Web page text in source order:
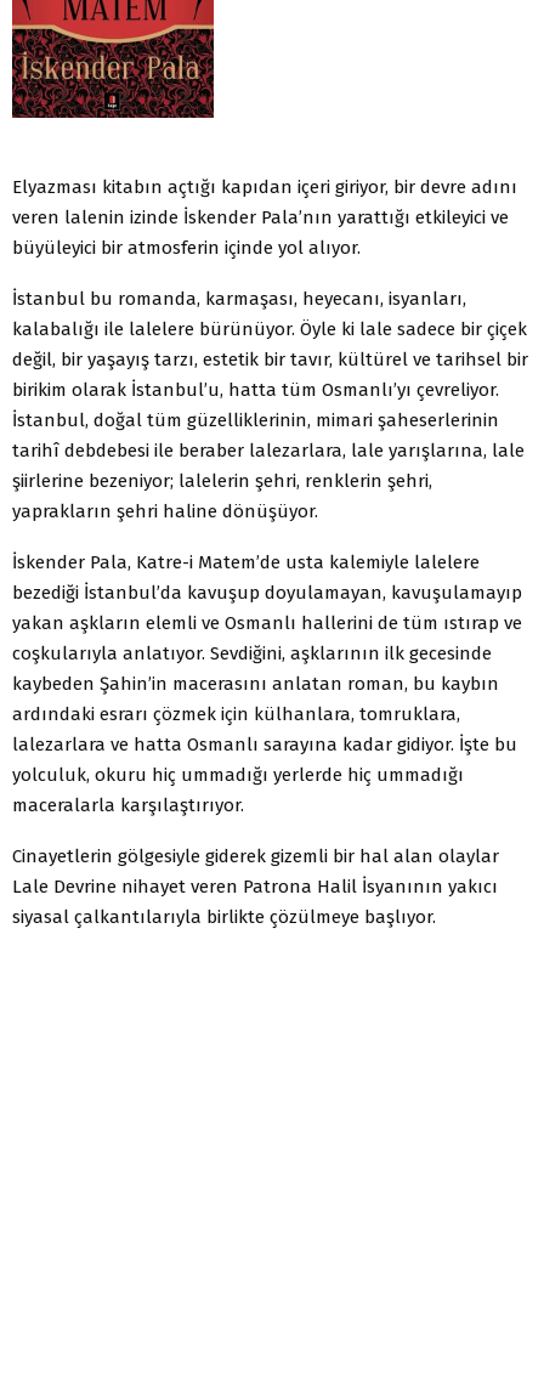
Elyazması kitabın açtığı kapıdan içeri giriyor, bir devre adını
veren lalenin izinde İskender Pala’nın yarattığı etkileyici ve
büyüleyici bir atmosferin içinde yol alıyor.
İstanbul bu romanda, karmaşası, heyecanı, isyanları,
kalabalığı ile lalelere bürünüyor. Öyle ki lale sadece bir çiçek
değil, bir yaşayış tarzı, estetik bir tavır, kültürel ve tarihsel bir
birikim olarak İstanbul’u, hatta tüm Osmanlı’yı çevreliyor.
İstanbul, doğal tüm güzelliklerinin, mimari şaheserlerinin
tarihî debdebesi ile beraber lalezarlara, lale yarışlarına, lale
şiirlerine bezeniyor; lalelerin şehri, renklerin şehri,
yaprakların şehri haline dönüşüyor.
İskender Pala, Katre-i Matem’de usta kalemiyle lalelere
bezediği İstanbul’da kavuşup doyulamayan, kavuşulamayıp
yakan aşkların elemli ve Osmanlı hallerini de tüm ıstırap ve
coşkularıyla anlatıyor. Sevdiğini, aşklarının ilk gecesinde
kaybeden Şahin’in macerasını anlatan roman, bu kaybın
ardındaki esrarı çözmek için külhanlara, tomruklara,
lalezarlara ve hatta Osmanlı sarayına kadar gidiyor. İşte bu
yolculuk, okuru hiç ummadığı yerlerde hiç ummadığı
maceralarla karşılaştırıyor.
Cinayetlerin gölgesiyle giderek gizemli bir hal alan olaylar
Lale Devrine nihayet veren Patrona Halil İsyanının yakıcı
siyasal çalkantılarıyla birlikte çözülmeye başlıyor.